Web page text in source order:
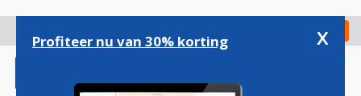
gaan
Check in
Profiteer nu van 30% korting x